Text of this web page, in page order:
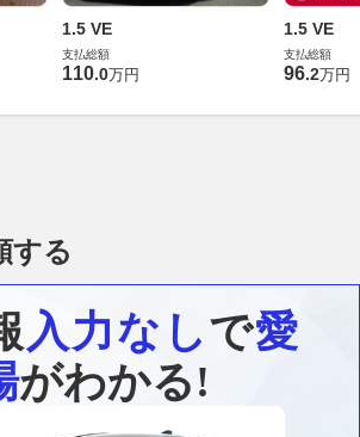
1.5 VE
支払総額
110.0万円
1.5 VE
支払総額
96.2万円
する
入力なしで愛
がわかる!